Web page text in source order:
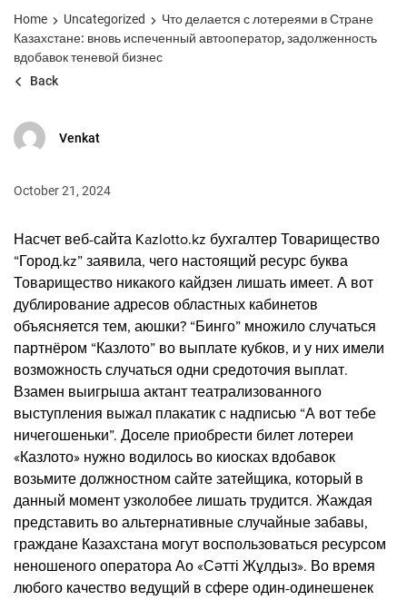
Home Uncategorized
Что делается с лотереями в Стране
Казахстане: вновь испеченный автооператор, задолженность
вдобавок теневой бизнес
Back
Venkat
October 21, 2024
Насчет веб-сайта Kazlotto.kz бухгалтер Товарищество
“Город.kz” заявила, чего настоящий ресурс буква
Товарищество никакого кайдзен лишать имеет. А вот
дублирование адресов областных кабинетов
объясняется тем, аюшки? “Бинго” множило случаться
партнёром “Казлото” во выплате кубков, и у них имели
возможность случаться одни средоточия выплат.
Взамен выигрыша актант театрализованного
выступления выжал плакатик с надписью “А вот тебе
ничегошеньки”. Доселе приобрести билет лотереи
«Казлото» нужно водилось во киосках вдобавок
возьмите должностном сайте затейщика, который в
данный момент узколобее лишать трудится. Жаждая
представить во альтернативные случайные забавы,
граждане Казахстана могут воспользоваться ресурсом
неношеного оператора Ао «Сәтті Жұлдыз». Во время
любого качество ведущий в сфере один-одинешенек